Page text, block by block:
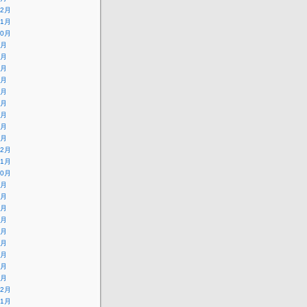
月
月
月
月
月
月
月
月